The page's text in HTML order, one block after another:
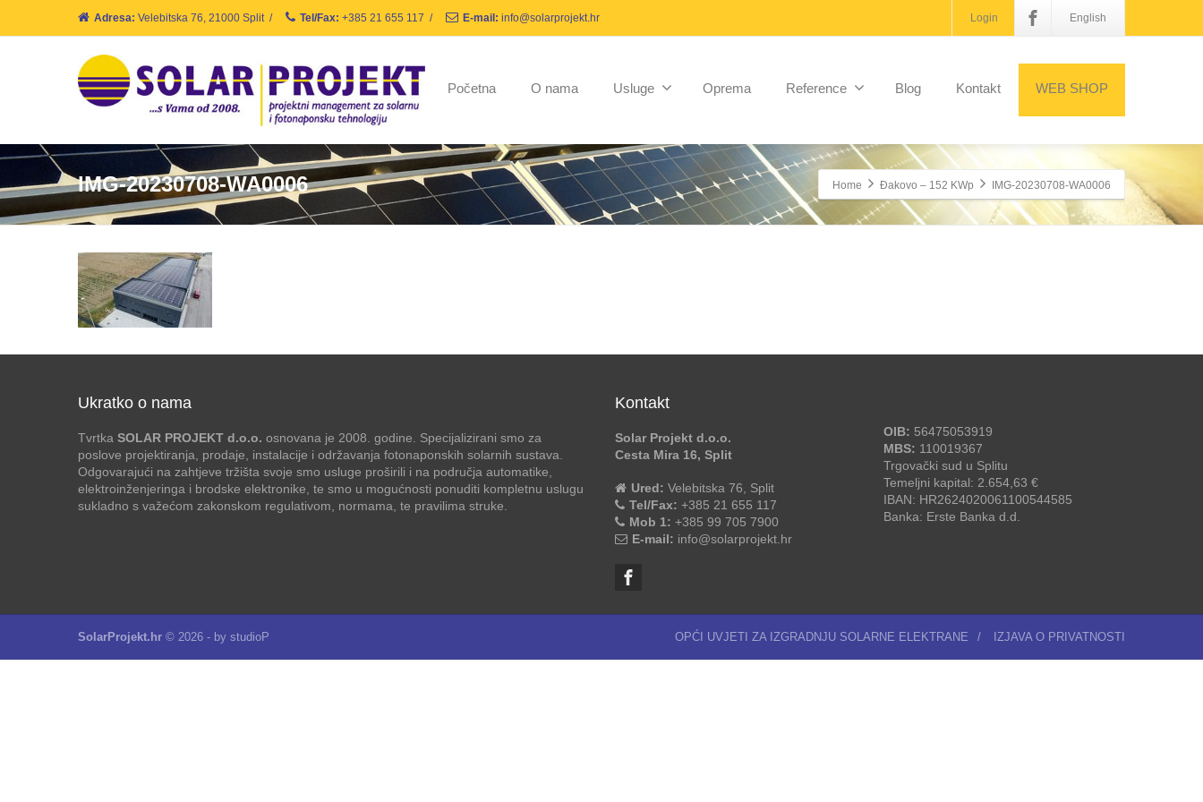
Adresa: Velebitska 76, 21000 Split / Tel/Fax: +385 21 655 117 / E-mail: info@solarprojekt.hr Login English
Početna O nama Usluge Oprema Reference Blog Kontakt WEB SHOP
IMG-20230708-WA0006 Home Đakovo – 152 KWp IMG-20230708-WA0006
Ukratko o nama
Tvrtka SOLAR PROJEKT d.o.o. osnovana je 2008. godine. Specijalizirani smo za
poslove projektiranja, prodaje, instalacije i održavanja fotonaponskih solarnih sustava.
Odgovarajući na zahtjeve tržišta svoje smo usluge proširili i na područja automatike,
elektroinženjeringa i brodske elektronike, te smo u mogućnosti ponuditi kompletnu uslugu
sukladno s važećom zakonskom regulativom, normama, te pravilima struke.
Kontakt
Solar Projekt d.o.o.
Cesta Mira 16, Split
Ured: Velebitska 76, Split
Tel/Fax: +385 21 655 117
Mob 1: +385 99 705 7900
E-mail: info@solarprojekt.hr
OIB: 56475053919
MBS: 110019367
Trgovački sud u Splitu
Temeljni kapital: 2.654,63 €
IBAN: HR2624020061100544585
Banka: Erste Banka d.d.
SolarProjekt.hr © 2026 - by studioP OPĆI UVJETI ZA IZGRADNJU SOLARNE ELEKTRANE / IZJAVA O PRIVATNOSTI